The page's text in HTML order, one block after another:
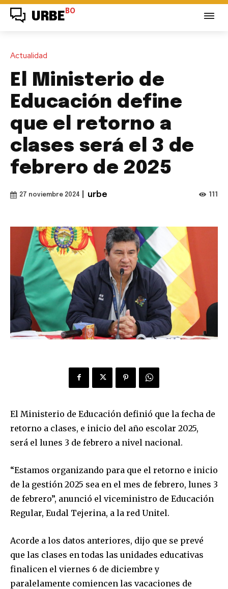
URBE BO
Actualidad
El Ministerio de
Educación define
que el retorno a
clases será el 3 de
febrero de 2025
27 noviembre 2024 urbe 111
El Ministerio de Educación definió que la fecha de
retorno a clases, e inicio del año escolar 2025,
será el lunes 3 de febrero a nivel nacional.
“Estamos organizando para que el retorno e inicio
de la gestión 2025 sea en el mes de febrero, lunes 3
de febrero”, anunció el viceministro de Educación
Regular, Eudal Tejerina, a la red Unitel.
Acorde a los datos anteriores, dijo que se prevé
que las clases en todas las unidades educativas
finalicen el viernes 6 de diciembre y
paralelamente comiencen las vacaciones de